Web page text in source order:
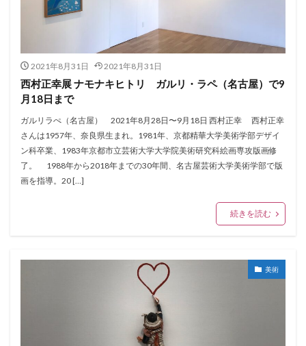
2021年8月31日 2021年8月31日
西村正幸展 ナモナキヒトリ ガルリ・ラペ（名古屋）で9
月18日まで
ガルリラぺ（名古屋） 2021年8月28日〜9月18日 西村正幸 西村正幸
さんは1957年、奈良県生まれ。1981年、京都精華大学美術学部デザイ
ン科卒業、1983年京都市立芸術大学大学院美術研究科絵画専攻版画修
了。 1988年から2018年までの30年間、名古屋芸術大学美術学部で版
画を指導。20 […]
続きを読む
美術